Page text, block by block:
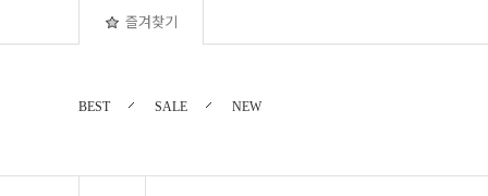
즐겨찾기
BEST SALE NEW